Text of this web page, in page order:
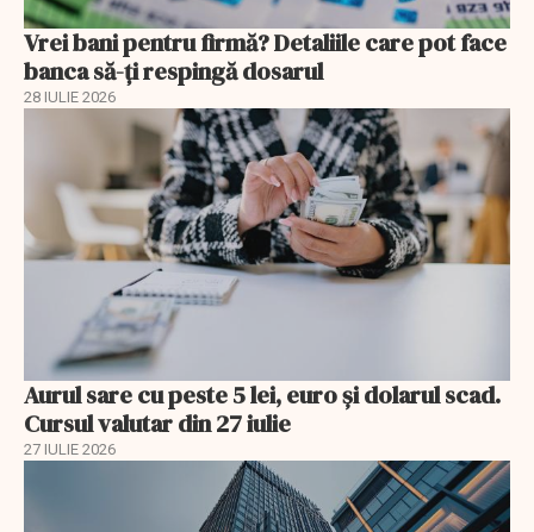
Vrei bani pentru firmă? Detaliile care pot face
banca să-ți respingă dosarul
28 IULIE 2026
Aurul sare cu peste 5 lei, euro și dolarul scad.
Cursul valutar din 27 iulie
27 IULIE 2026